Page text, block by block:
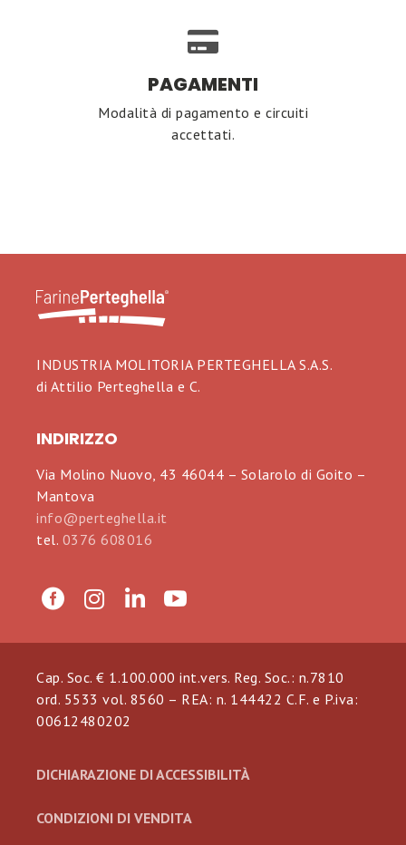
PAGAMENTI
Modalità di pagamento e circuiti
accettati.
INDUSTRIA MOLITORIA PERTEGHELLA S.A.S.
di Attilio Perteghella e C.
INDIRIZZO
Via Molino Nuovo, 43 46044 – Solarolo di Goito –
Mantova
info@perteghella.it
tel. 0376 608016
Cap. Soc. € 1.100.000 int.vers. Reg. Soc.: n.7810
ord. 5533 vol. 8560 – REA: n. 144422 C.F. e P.iva:
00612480202
DICHIARAZIONE DI ACCESSIBILITÀ
CONDIZIONI DI VENDITA